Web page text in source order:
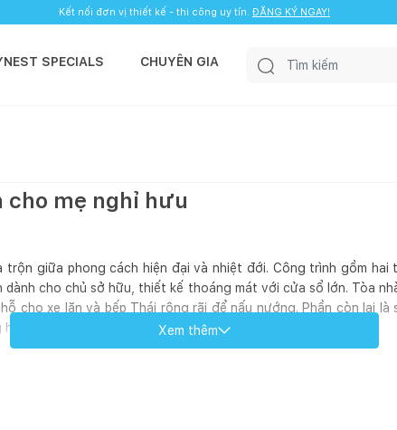
Kết nối đơn vị thiết kế - thi công uy tín. ĐĂNG KÝ NGAY!
SPECIALS CHUYÊN GIA
cho mẹ nghỉ hưu
trộn giữa phong cách hiện đại và nhiệt đới. Công trình gồm hai
dành cho chủ sở hữu, thiết kế thoáng mát với cửa sổ lớn. Tòa
cho xe lăn và bếp Thái rộng rãi để nấu nướng. Phần còn lại
hòa với thiên nhiên.
Xem thêm